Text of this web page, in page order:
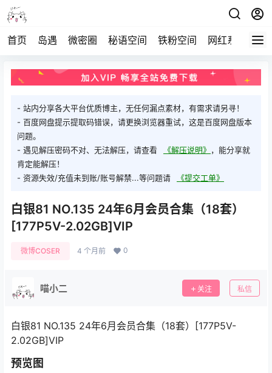
首页 岛遇 微密圈 秘语空间 铁粉空间 网红系列 打
- 站内分享各大平台优质博主，无任何漏点素材，有需求请另寻！
- 百度网盘提示提取码错误，请更换浏览器重试，这是百度网盘版本
问题。
- 遇见解压密码不对、无法解压，请查看
《解压说明》 ，能分享就
肯定能解压！
- 资源失效/充值未到账/账号解禁...等问题请
《提交工单》
白银81 NO.135 24年6月会员合集（18套）
[177P5V-2.02GB]VIP
微博COSER 4 个月前 0
喵小二 关注 私信
白银81 NO.135 24年6月会员合集（18套）[177P5V-
2.02GB]VIP
预览图